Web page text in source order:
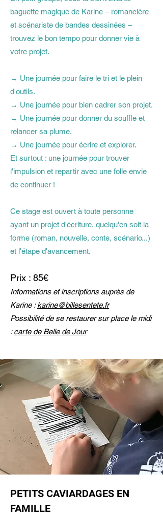
baguette magique de Karine – romancière
et scénariste de bandes dessinées –
trouvez le bon tempo pour donner vie à
votre projet.
→ Une journée pour faire le tri et le plein
d'outils.
→ Une journée pour bien cadrer son projet.
→ Une journée pour donner du souffle et
relancer sa plume.
→ Une journée pour écrire et explorer.
Et surtout : une journée pour trouver
l'impulsion et repartir avec une folle envie
de continuer !
Ce stage est ouvert à toute personne
ayant un projet d'écriture, quelqu'en soit la
forme (roman, nouvelle, conte, scénario...)
et l'étape d'avancement.
Prix : 85€
Informations et inscriptions auprès de
Karine :karine@billesentete.fr
Possibilité de se restaurer sur place le midi
:carte de Belle de Jour
PETITS CAVIARDAGES EN
FAMILLE